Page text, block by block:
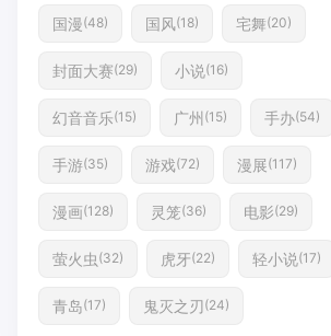
国漫(48) 国风(18) 宅舞(20)
封面大赛(29) 小说(16)
幻音音乐(15) 广州 (15) 手办(54)
手游(35) 游戏(72) 漫展(117)
漫画(128) 灵笼(36) 电影(29)
萤火虫 (32) 虎牙(22) 轻小说(17)
青岛(17) 鬼灭之刃(24)